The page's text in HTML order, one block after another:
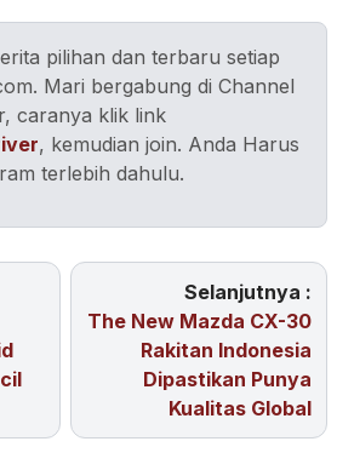
pilihan dan terbaru setiap
Mari bergabung di Channel
caranya klik link
, kemudian join. Anda Harus
terlebih dahulu.
Selanjutnya :
The New Mazda CX-30
Rakitan Indonesia
Dipastikan Punya
Kualitas Global